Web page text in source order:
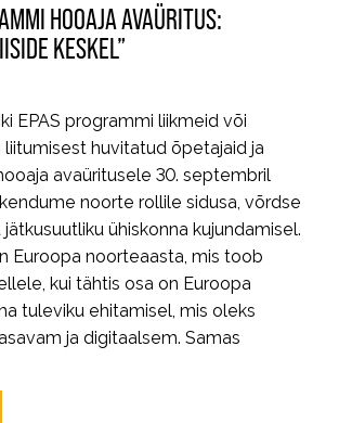
HOOAJA AVAÜRITUS:
KESKEL”
EPAS programmi liikmeid või
huvitatud õpetajaid ja
avaüritusele 30. septembril
noorte rollile sidusa, võrdse
ühiskonna kujundamisel.
Euroopa noorteaasta, mis toob
kui tähtis osa on Euroopa
tuleviku ehitamisel, mis oleks
ja digitaalsem. Samas